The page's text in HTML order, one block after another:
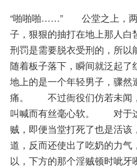
“啪啪啪……”　　公堂之上，
子，狠狠的抽打在地上那人白
刑罚是需要脱衣受刑的，所以
随着板子落下，瞬间就泛起
地上的是一个年轻男子，骤然
痛。　　不过衙役们仿若未闻
叫喊而有丝毫心软。　　对
贼，即便当堂打死了也是活该
道，反而还使出了吃奶的力
以，下方的那个淫贼顿时呲牙